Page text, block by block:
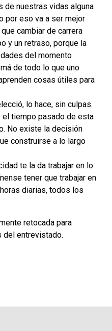
de nuestras vidas alguna
por eso va a ser mejor
cambiar de carrera
y un retraso, porque la
del momento
de todo lo que uno
cosas útiles para
lo hace, sin culpas.
tiempo pasado de esta
No existe la decisión
construirse a lo largo
te la da trabajar en lo
tener que trabajar en
diarias, todos los
retocada para
del entrevistado.